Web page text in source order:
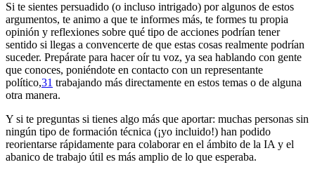
Si te sientes persuadido (o incluso intrigado) por algunos de estos
argumentos, te animo a que te informes más, te formes tu propia
opinión y reflexiones sobre qué tipo de acciones podrían tener
sentido si llegas a convencerte de que estas cosas realmente podrían
suceder. Prepárate para hacer oír tu voz, ya sea hablando con gente
que conoces, poniéndote en contacto con un representante
político,⁠31 trabajando más directamente en estos temas o de alguna
otra manera.
Y si te preguntas si tienes algo más que aportar: muchas personas sin
ningún tipo de formación técnica (¡yo incluido!) han podido
reorientarse rápidamente para colaborar en el ámbito de la IA y el
abanico de trabajo útil es más amplio de lo que esperaba.